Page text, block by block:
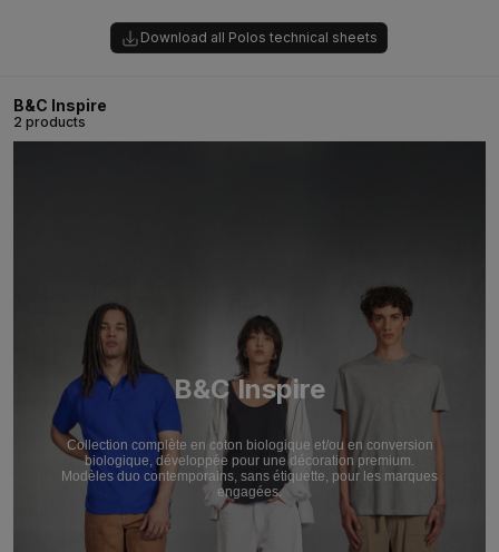
Download all Polos technical sheets
B&C Inspire
2 products
B&C Inspire
Collection complète en coton biologique et/ou en conversion
biologique, développée pour une décoration premium.
Modèles duo contemporains, sans étiquette, pour les marques
engagées.